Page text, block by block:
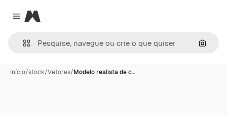
Close menu
Magnific
Início/stock/Vetores/Modelo realista de c…